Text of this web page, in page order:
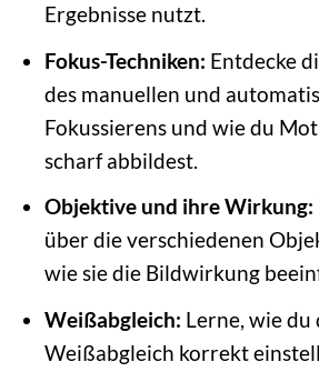
Ergebnisse nutzt.
Fokus-Techniken: Entdecke
des manuellen und
Fokussierens und wie du
scharf abbildest.
Objektive und ihre Wirkung:
über die verschiedenen
wie sie die Bildwirkung
Weißabgleich: Lerne, wie du
Weißabgleich korrekt